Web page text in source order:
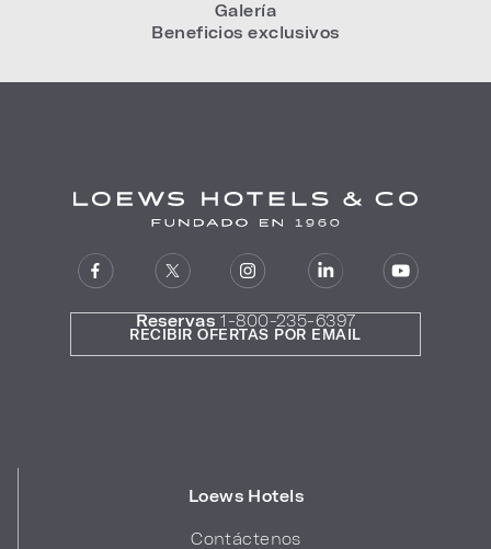
Galería
Beneficios exclusivos
Reservas 1-800-235-6397
Loews Hotels
Contáctenos
RECIBIR OFERTAS POR EMAIL